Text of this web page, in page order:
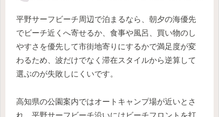
平野サーフビーチ周辺で泊まるなら、朝夕の海優先
でビーチ近くへ寄せるか、食事や風呂、買い物のし
やすさを優先して市街地寄りにするかで満足度が変
わるため、波だけでなく滞在スタイルから逆算して
選ぶのが失敗しにくいです。
高知県の公園案内ではオートキャンプ場が近いとさ
れ、平野サーフビーチ沿いにはビーチフロントを打